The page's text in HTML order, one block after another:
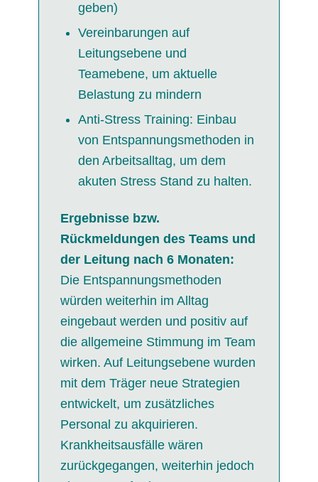
geben)
Vereinbarungen auf
Leitungsebene und
Teamebene, um aktuelle
Belastung zu mindern
Anti-Stress Training: Einbau
von Entspannungsmethoden in
den Arbeitsalltag, um dem
akuten Stress Stand zu halten.
Ergebnisse bzw.
Rückmeldungen des Teams und
der Leitung nach 6 Monaten:
Die Entspannungsmethoden
würden weiterhin im Alltag
eingebaut werden und positiv auf
die allgemeine Stimmung im Team
wirken. Auf Leitungsebene wurden
mit dem Träger neue Strategien
entwickelt, um zusätzliches
Personal zu akquirieren.
Krankheitsausfälle wären
zurückgegangen, weiterhin jedoch